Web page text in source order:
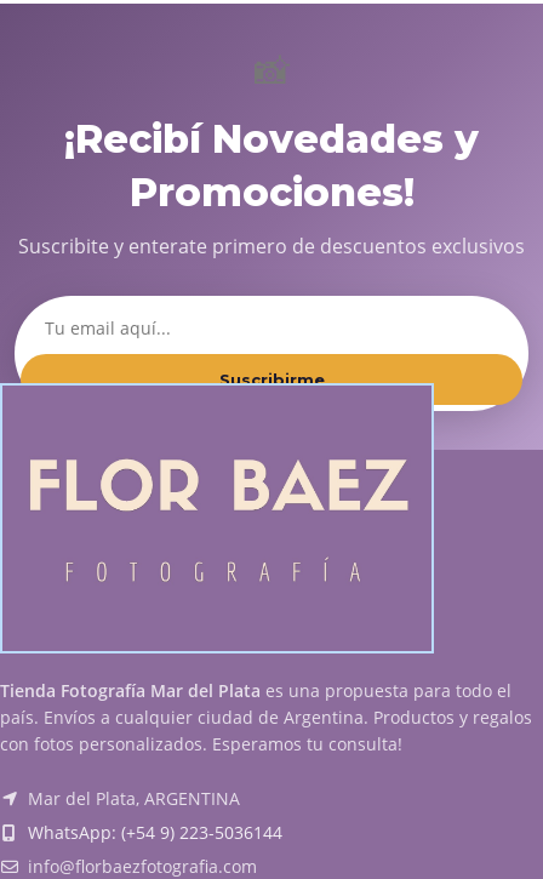
📸
¡Recibí Novedades y
Promociones!
Suscribite y enterate primero de descuentos exclusivos
Suscribirme
Tienda Fotografía Mar del Plata es una propuesta para todo el
país. Envíos a cualquier ciudad de Argentina. Productos y regalos
con fotos personalizados. Esperamos tu consulta!
Mar del Plata, ARGENTINA
WhatsApp: (+54 9) 223-5036144
info@florbaezfotografia.com